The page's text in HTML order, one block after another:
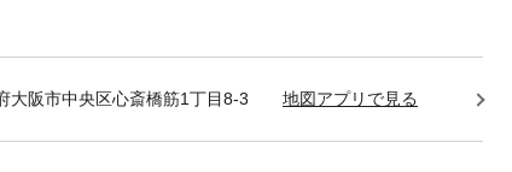
大阪市中央区心斎橋筋1丁目8-3 地図アプリで見る